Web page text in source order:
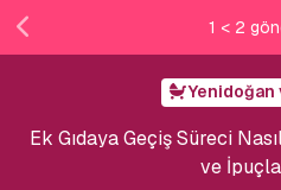
Yenidoğan
Ek Gıdaya Geçiş Süreci
ve
1 < 2